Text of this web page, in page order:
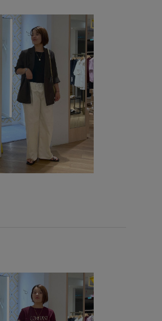
パンプス フェイクレザー
ベルト ベーシック
ミニマル メリハリ リンクコーデ
ヴィンテージ ヴィンテージ感
差し色 春先 清涼感
肌見せ 艶感
える 高級感